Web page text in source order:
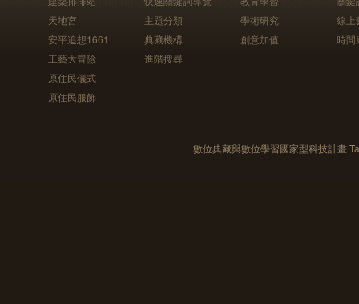
天地宮
安平追想1661
工藝大冒險
原住民儀式
原住民服飾
主題分類
典藏機構
進階搜尋
學術研究
創意加值
線上
時間
數位典藏與數位學習國家型科技計畫